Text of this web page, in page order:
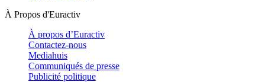
À Propos d'Euractiv
À propos d’Euractiv
Contactez-nous
Mediahuis
Communiqués de presse
Publicité politique